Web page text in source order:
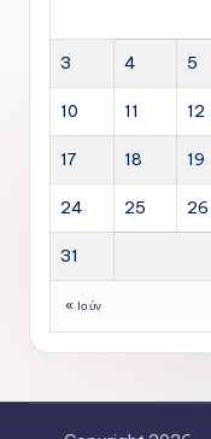
3 4 5
10 11 12
17 18 19
24 25 26
31
« Ιούν